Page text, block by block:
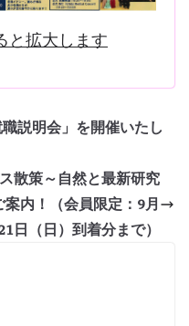
と拡大します
説明会」を開催いたし
散策～自然と最新研究
内！（会員限定：9月
日（日）到着分まで）